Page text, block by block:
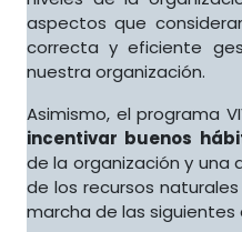
aspectos que
correcta y eficiente
nuestra organización.
Asimismo, el programa
incentivar buenos
de la organización y una
de los recursos
marcha de las